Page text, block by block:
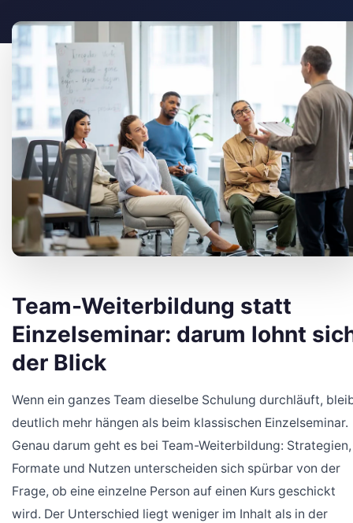
Team-Weiterbildung statt
Einzelseminar: darum lohnt
der Blick
Wenn ein ganzes Team dieselbe Schulung durchläuft,
deutlich mehr hängen als beim klassischen Einzelseminar.
Genau darum geht es bei Team-Weiterbildung: Strategien,
Formate und Nutzen unterscheiden sich spürbar von der
Frage, ob eine einzelne Person auf einen Kurs geschickt
wird. Der Unterschied liegt weniger im Inhalt als in der